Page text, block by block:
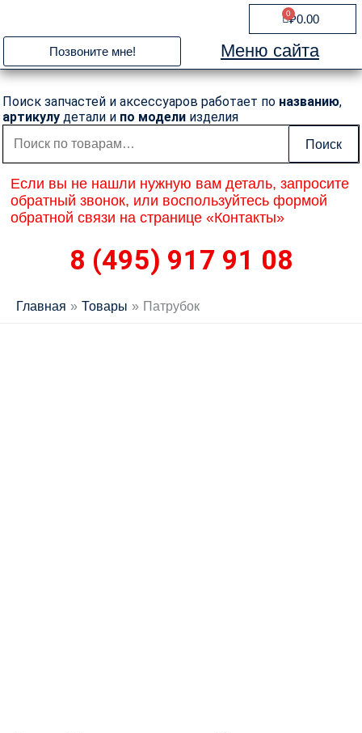
содержимому
₽0.00
0
Cart
Позвоните мне! Меню сайта
Поиск запчастей и аксессуаров работает по названию,
артикулу детали и по модели изделия
Искать:
Поиск
Если вы не нашли нужную вам деталь, запросите
обратный звонок, или воспользуйтесь формой
обратной связи на странице «Контакты»
8 (495) 917 91 08
Главная Товары Патрубок